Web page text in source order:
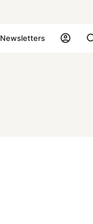
Newsletters